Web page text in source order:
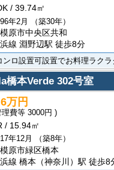
39.74㎡
年2月
（築30年）
原市中央区共和
線 淵野辺駅 徒歩8分
橋本Verde 302号室
万円
3000円
15.94㎡
年12月
（築8年）
原市緑区橋本
線 橋本（神奈川）駅 徒歩8